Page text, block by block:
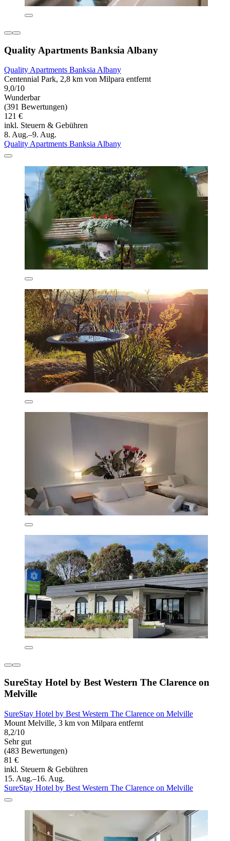
Quality Apartments Banksia Albany
Quality Apartments Banksia Albany
Centennial Park, 2,8 km von Milpara entfernt
9,0/10
Wunderbar
(391 Bewertungen)
121 €
inkl. Steuern & Gebühren
8. Aug.–9. Aug.
Quality Apartments Banksia Albany
SureStay Hotel by Best Western The Clarence on
Melville
SureStay Hotel by Best Western The Clarence on Melville
Mount Melville, 3 km von Milpara entfernt
8,2/10
Sehr gut
(483 Bewertungen)
81 €
inkl. Steuern & Gebühren
15. Aug.–16. Aug.
SureStay Hotel by Best Western The Clarence on Melville